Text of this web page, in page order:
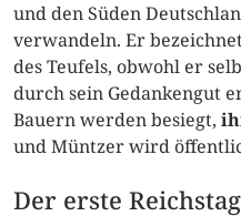
und den Süden
verwandeln. Er
des Teufels, obwohl er
durch sein Gedankengut
Bauern werden besiegt,
und Müntzer wird
Der erste